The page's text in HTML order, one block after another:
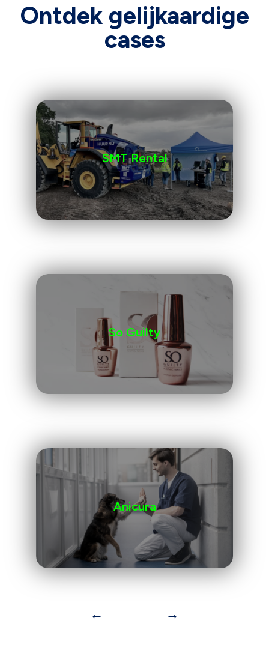
Ontdek gelijkaardige
cases
SMT Rental
So Guilty
Anicura
← →